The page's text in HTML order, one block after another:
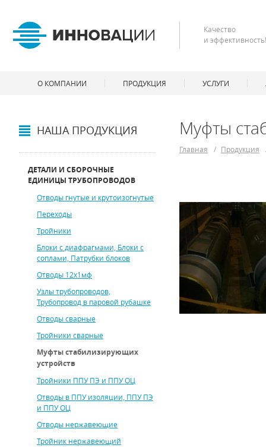
НАША ПРОДУКЦИЯ
ДЕТАЛИ И СБОРОЧНЫЕ
ЕДИНИЦЫ ТРУБОПРОВОДОВ
Отводы гнутые и крутоизогнутые
Переходы
Тройники
Блоки с диафрагмами, Блоки с
соплами, Патрубки блоков
Отводы 12х1мф
Узлы трубопроводов,
Трубопровод в паровой рубашке
Отводы сварные
Тройники сварные
Муфты стабилизирующих
устройств
Тройники ППУ ПЭ и ППУ ОЦ
Отводы в ППУ изоляции, ППУ ПЭ
и ППУ ОЦ
Отводы нержавеющие
Тройник нержавеющий
Муфты
Главная / Продукция
Качество
и эффективность!
О КОМПАНИИ ПРОДУКЦИЯ УСЛУГИ